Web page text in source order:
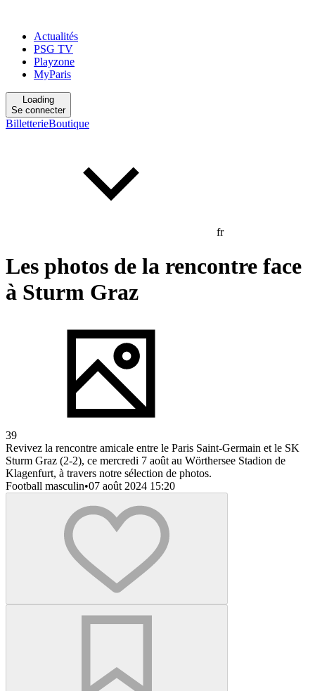
Actualités
PSG TV
Playzone
MyParis
Loading
Se connecter
BilletterieBoutique
fr
Les photos de la rencontre face
à Sturm Graz
39
Revivez la rencontre amicale entre le Paris Saint-Germain et le SK
Sturm Graz (2-2), ce mercredi 7 août au Wörthersee Stadion de
Klagenfurt, à travers notre sélection de photos.
Football masculin•07 août 2024 15:20